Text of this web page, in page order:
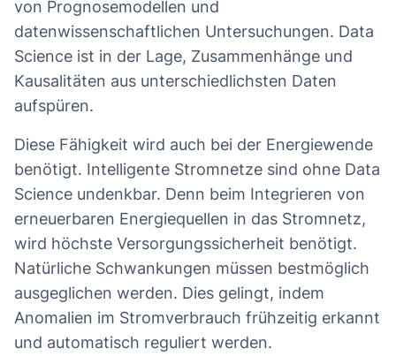
von Prognosemodellen und
datenwissenschaftlichen Untersuchungen. Data
Science ist in der Lage, Zusammenhänge und
Kausalitäten aus unterschiedlichsten Daten
aufspüren.
Diese Fähigkeit wird auch bei der Energiewende
benötigt. Intelligente Stromnetze sind ohne Data
Science undenkbar. Denn beim Integrieren von
erneuerbaren Energiequellen in das Stromnetz,
wird höchste Versorgungssicherheit benötigt.
Natürliche Schwankungen müssen bestmöglich
ausgeglichen werden. Dies gelingt, indem
Anomalien im Stromverbrauch frühzeitig erkannt
und automatisch reguliert werden.